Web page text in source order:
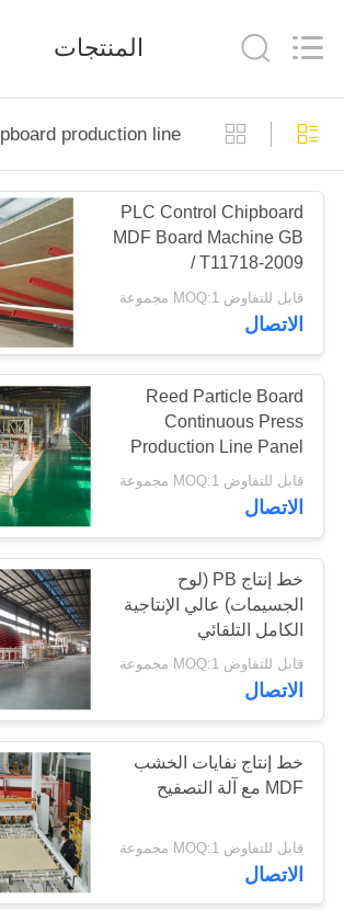
مسكن
منتجات
معلومات
جولة
المعمل
مراقبة
الجودة
اتصل
اطلب
اقتباس
الموقع
CO.,
LTD..
Reserved.
المنتجات
production line
PLC Control Chipboard
MDF Board Machine GB
/ T11718-2009
قابل للتفاوض MOQ:1 مجموعة
الاتصال
Reed Particle Board
Continuous Press
Production Line Panel
2440 x 1220 mm
قابل للتفاوض MOQ:1 مجموعة
الاتصال
خط إنتاج PB (لوح
الجسيمات) عالي الإنتاجية
الكامل التلقائي
قابل للتفاوض MOQ:1 مجموعة
الاتصال
خط إنتاج نفايات الخشب
MDF مع آلة التصفيح
قابل للتفاوض MOQ:1 مجموعة
الاتصال